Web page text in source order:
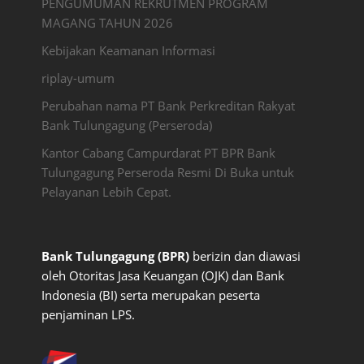
MAGANG TAHUN 2026
Kebijakan Keamanan Informasi
riplay-umum
Perubahan nama PT Bank Perkreditan Rakyat
Bank Tulungagung (Perseroda)
Kantor Cabang Campurdarat PT BPR Bank
Tulungagung Perseroda Resmi Di Buka untuk
Pelayanan Lebih Cepat.
Bank Tulungagung (BPR) berizin dan diawasi
oleh Otoritas Jasa Keuangan (OJK) dan Bank
Indonesia (BI) serta merupakan peserta
penjaminan LPS.